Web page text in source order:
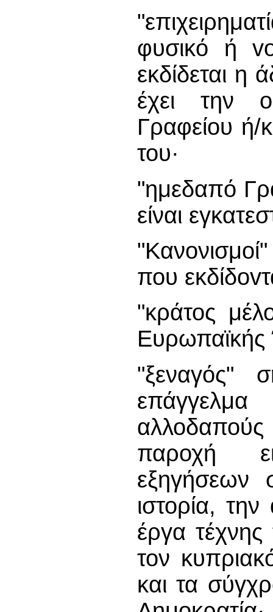
φυσικό ή
εκδίδεται η
έχει την
Γραφείου ή/
του·
"ημεδαπό
είναι
που
"κράτος
"ξεναγός"
αλλοδαπούς
παροχή
εξηγήσεων
ιστορία,
έργα τέχνης
τον
και τα